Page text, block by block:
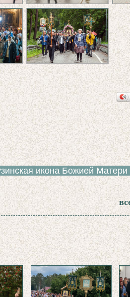
икона Божией Матери